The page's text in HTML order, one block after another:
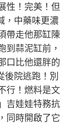
性！完美！但
，中藥味更濃
帶走他那缸陳
到蒜泥缸前，
口比他還胖的
院逃跑！別
行！燃料是文
吉娃娃特務抗
同時開啟了它